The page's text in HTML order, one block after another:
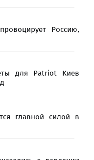
Россию,
для Patriot Киев
главной силой в